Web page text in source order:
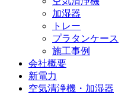
加湿器
トレー
プラタンケース
施工事例
会社概要
新電力
空気清浄機・加湿器